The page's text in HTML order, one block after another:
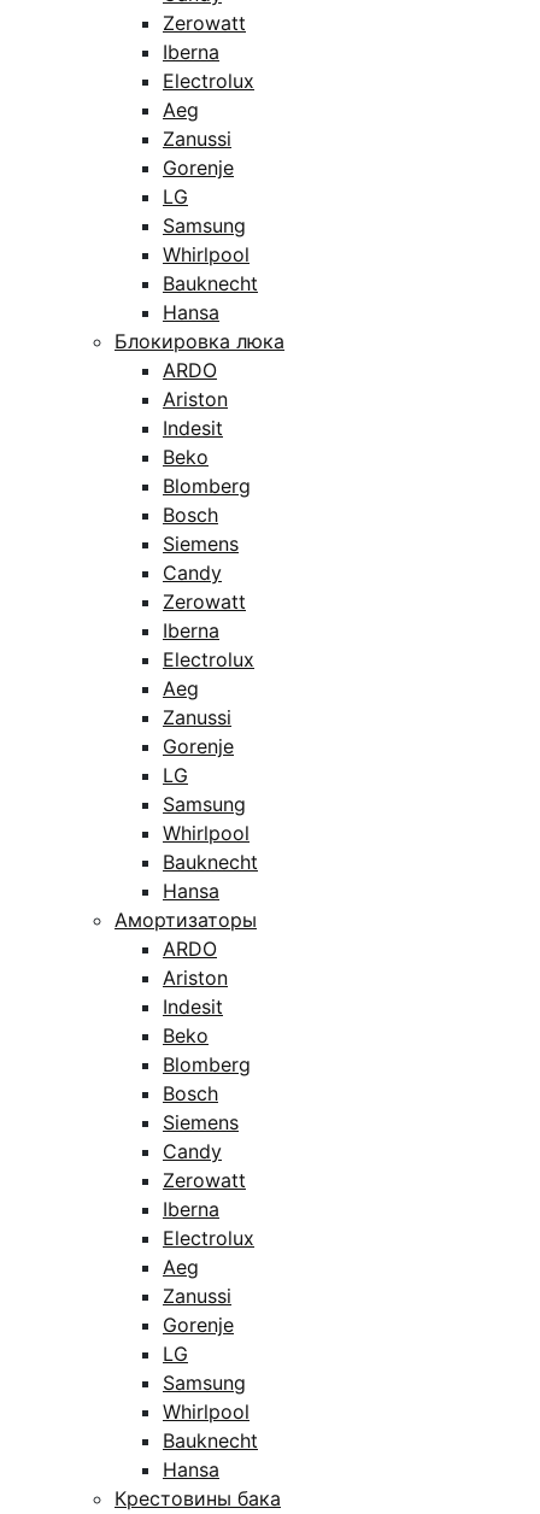
Zerowatt
Iberna
Electrolux
Aeg
Zanussi
Gorenje
LG
Samsung
Whirlpool
Bauknecht
Hansa
Блокировка люка
ARDO
Ariston
Indesit
Beko
Blomberg
Bosch
Siemens
Candy
Zerowatt
Iberna
Electrolux
Aeg
Zanussi
Gorenje
LG
Samsung
Whirlpool
Bauknecht
Hansa
Амортизаторы
ARDO
Ariston
Indesit
Beko
Blomberg
Bosch
Siemens
Candy
Zerowatt
Iberna
Electrolux
Aeg
Zanussi
Gorenje
LG
Samsung
Whirlpool
Bauknecht
Hansa
Крестовины бака